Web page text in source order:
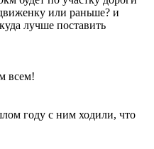
или раньше? и
лучше поставить
всем!
году с ним ходили, что